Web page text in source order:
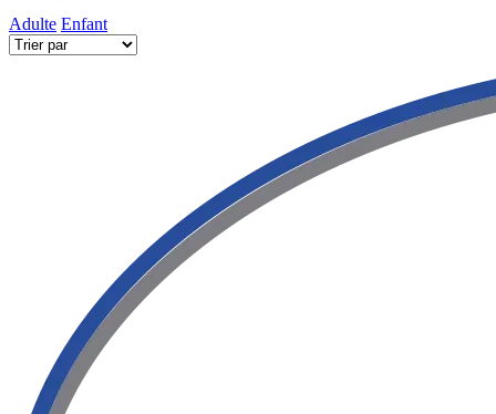
Adulte Enfant